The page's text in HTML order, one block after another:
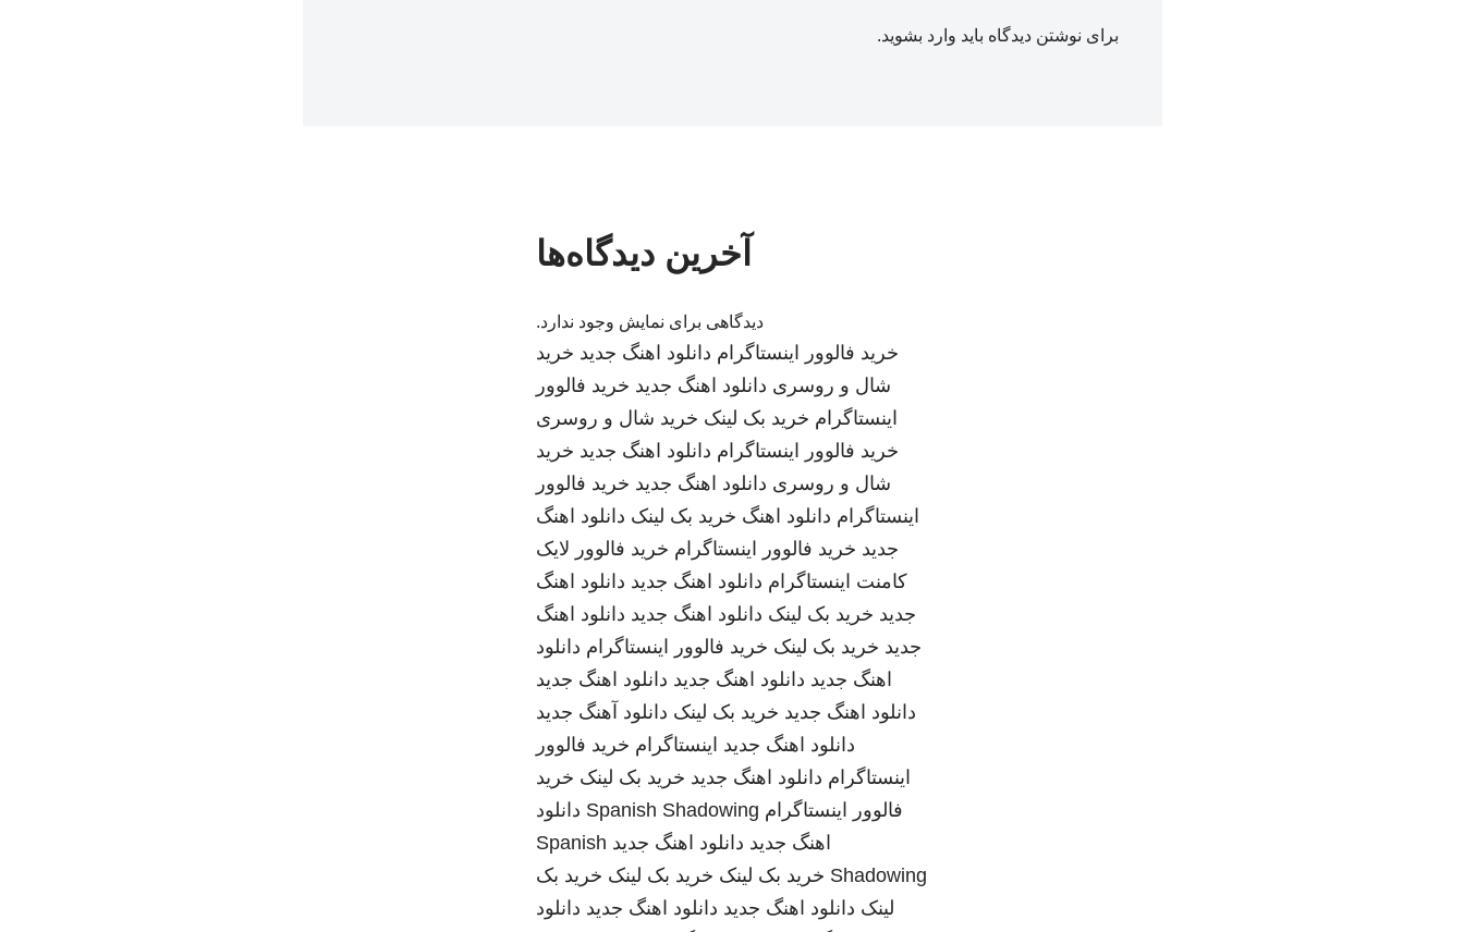
برای نوشتن دیدگاه باید وارد بشوید.
آخرین دیدگاه‌ها
دیدگاهی برای نمایش وجود ندارد.
خرید فالوور اینستاگرام دانلود اهنگ جدید خرید
شال و روسری دانلود اهنگ جدید خرید فالوور
اینستاگرام خرید بک لینک خرید شال و روسری
خرید فالوور اینستاگرام دانلود اهنگ جدید خرید
شال و روسری دانلود اهنگ جدید خرید فالوور
اینستاگرام دانلود اهنگ خرید بک لینک دانلود اهنگ
جدید خرید فالوور اینستاگرام خرید فالوور لایک
کامنت اینستاگرام دانلود اهنگ جدید دانلود اهنگ
جدید خرید بک لینک دانلود اهنگ جدید دانلود اهنگ
جدید خرید بک لینک خرید فالوور اینستاگرام دانلود
اهنگ جدید دانلود اهنگ جدید دانلود اهنگ جدید
دانلود اهنگ جدید خرید بک لینک دانلود آهنگ جدید
دانلود اهنگ جدید اینستاگرام خرید فالوور
اینستاگرام دانلود اهنگ جدید خرید بک لینک خرید
فالوور اینستاگرام Spanish Shadowing دانلود
اهنگ جدید دانلود اهنگ جدید Spanish
Shadowing خرید بک لینک خرید بک لینک خرید بک
لینک دانلود اهنگ جدید دانلود اهنگ جدید دانلود